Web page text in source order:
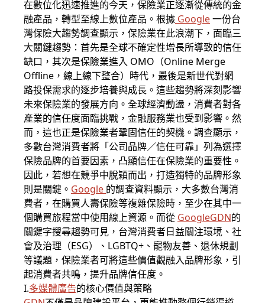
在數位化迅速推進的今天，保險業正逐漸從傳統的金
融產品，轉型至線上數位產品。根據 Google一份台
灣保險大趨勢調查顯示，保險業在此浪潮下，面臨三
大關鍵趨勢：首先是全球不確定性增長所導致的信任
缺口，其次是保險業進入 OMO（Online Merge
Offline，線上線下整合）時代，最後是新世代對網
路投保需求的逐步培養與成長。這些趨勢將深刻影響
未來保險業的發展方向。全球經濟動盪，消費者對各
產業的信任度面臨挑戰，金融服務業也受到影響。然
而，這也正是保險業者鞏固信任的契機。調查顯示，
多數台灣消費者將「公司品牌／信任可靠」列為選擇
保險品牌的首要因素，凸顯信任在保險業的重要性。
因此，若想在競爭中脫穎而出，打造獨特的品牌形象
則是關鍵。 Google 的調查資料顯示，大多數台灣消
費者，在購買人壽保險等複雜保險時，至少在其中一
個購買旅程當中使用線上資源。而從 GoogleGDN的
關鍵字搜尋趨勢可見，台灣消費者日益關注環境、社
會及治理（ESG）、LGBTQ+、寵物友善、退休規劃
等議題，保險業者可將這些價值觀融入品牌形象，引
起消費者共鳴，提升品牌信任度。
I.多媒體廣告的核心價值與策略